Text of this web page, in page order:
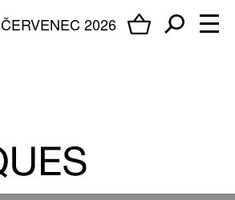
ČERVENEC 2026